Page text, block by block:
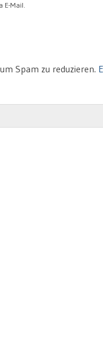
E-Mail.
Spam zu reduzieren.